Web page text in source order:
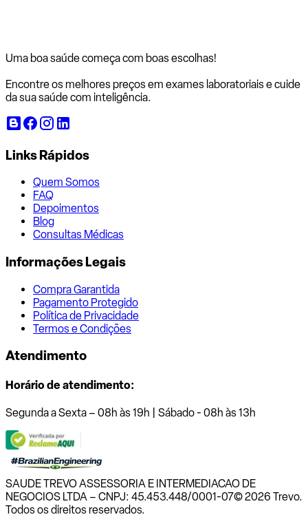
Uma boa saúde começa com boas escolhas!
Encontre os melhores preços em exames laboratoriais e cuide
da sua saúde com inteligência.
Links Rápidos
Quem Somos
FAQ
Depoimentos
Blog
Consultas Médicas
Informações Legais
Compra Garantida
Pagamento Protegido
Política de Privacidade
Termos e Condições
Atendimento
Horário de atendimento:
Segunda a Sexta – 08h às 19h | Sábado - 08h às 13h
SAUDE TREVO ASSESSORIA E INTERMEDIACAO DE
NEGOCIOS LTDA – CNPJ: 45.453.448/0001-07© 2026 Trevo.
Todos os direitos reservados.